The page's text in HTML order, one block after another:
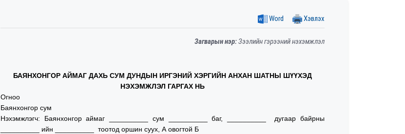
Word Хэвлэх
Загварын нэр:Зээлийн гэрээний нэхэмжлэл
БАЯНХОНГОР АЙМАГ ДАХЬ СУМ ДУНДЫН ИРГЭНИЙ ХЭРГИЙН АНХАН ШАТНЫ ШҮҮХЭД
НЭХЭМЖЛЭЛ ГАРГАХ НЬ
Огноо
Баянхонгор сум
Нэхэмжлэгч: Баянхонгор аймаг __________ сум __________ баг, __________ дугаар байрны
__________ ийн __________ тоотод оршин суух, А овогтой Б